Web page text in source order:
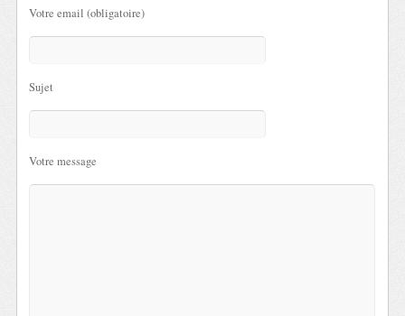
Votre email (obligatoire)
Sujet
Votre message